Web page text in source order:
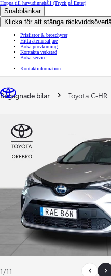
Hoppa till huvudinnehåll (Tryck på Enter)
Snabblänkar
Klicka för att stänga
Prislistor & broschyrer
Hitta återförsäljare
Boka provkörning
Kontakta verkstad
Boka service
Kontaktinformation
You are here
Begagnade bilar Toyota C-HR
1/11